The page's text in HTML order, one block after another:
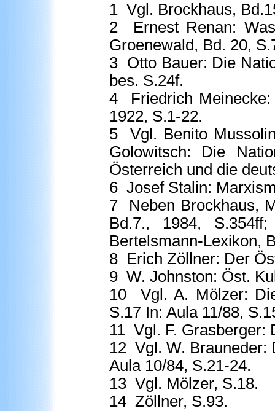
1 Vgl. Brockhaus,
2 Ernest Renan:
Groenewald, Bd. 20,
3 Otto Bauer: Die
bes. S.24f.
4 Friedrich Meinecke:
1922, S.1-22.
5 Vgl. Benito
Golowitsch: Die
Österreich und die
6 Josef Stalin:
7 Neben Brockhaus,
Bd.7., 1984,
Bertelsmann-Lexikon,
8 Erich Zöllner: Der
9 W. Johnston: Öst.
10 Vgl. A. Mölzer:
S.17 In: Aula 11/88,
11 Vgl. F. Grasberger:
12 Vgl. W. Brauneder:
Aula 10/84, S.21-24.
13 Vgl. Mölzer, S.18.
14 Zöllner, S.93.